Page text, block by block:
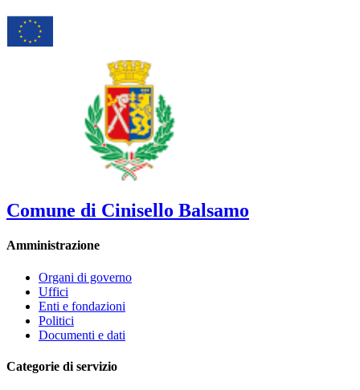
Comune di Cinisello Balsamo
Amministrazione
Organi di governo
Uffici
Enti e fondazioni
Politici
Documenti e dati
Categorie di servizio